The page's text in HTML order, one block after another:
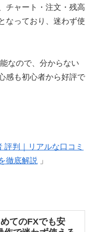
チャート・注文・残高
なっており、迷わず使
なので、分からない
感も初心者から好評で
評判｜リアルな口コミ
徹底解説
」
てのFXでも安